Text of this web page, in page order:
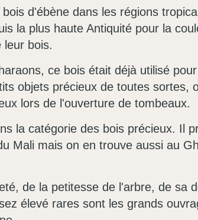
d'ébène dans les régions
la plus haute Antiquité pour la
leur bois.
ce bois était déjà utilisé
objets précieux de toutes sortes,
lors de l'ouverture de tombeaux.
la catégorie des bois précieux. Il
Mali mais on en trouve aussi au
de la petitesse de l'arbre, de sa
élevé rares sont les grands